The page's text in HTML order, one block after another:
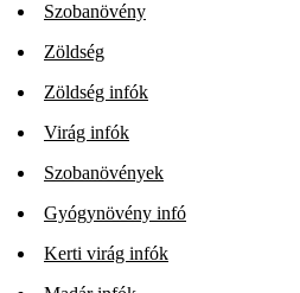
Szobanövény
Zöldség
Zöldség infók
Virág infók
Szobanövények
Gyógynövény infó
Kerti virág infók